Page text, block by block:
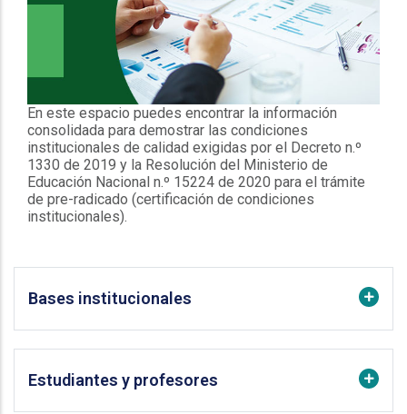
En este espacio puedes encontrar la información
consolidada para demostrar las condiciones
institucionales de calidad exigidas por el Decreto n.º
1330 de 2019 y la Resolución del Ministerio de
Educación Nacional n.º 15224 de 2020 para el trámite
de pre-radicado (certificación de condiciones
institucionales).
Bases institucionales
Estudiantes y profesores